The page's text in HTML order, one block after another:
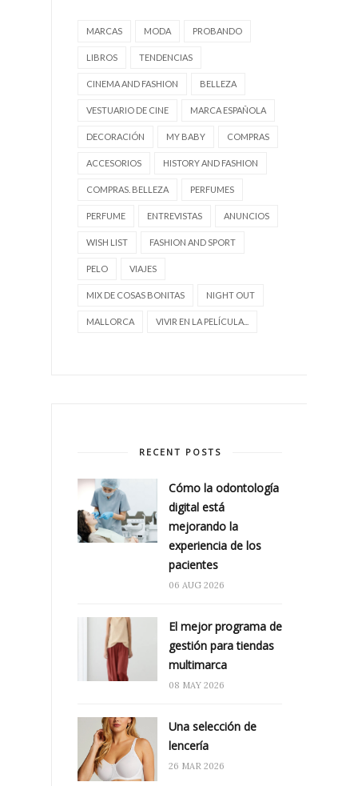
MARCAS MODA PROBANDO
LIBROS TENDENCIAS
CINEMA AND FASHION BELLEZA
VESTUARIO DE CINE MARCA ESPAÑOLA
DECORACIÓN MY BABY COMPRAS
ACCESORIOS HISTORY AND FASHION
COMPRAS. BELLEZA PERFUMES
PERFUME ENTREVISTAS ANUNCIOS
WISH LIST FASHION AND SPORT
PELO VIAJES
MIX DE COSAS BONITAS NIGHT OUT
MALLORCA VIVIR EN LA PELÍCULA...
RECENT POSTS
Cómo la odontología
digital está
mejorando la
experiencia de los
pacientes
06 AUG 2026
El mejor programa de
gestión para tiendas
multimarca
08 MAY 2026
Una selección de
lencería
26 MAR 2026